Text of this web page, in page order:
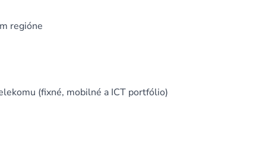
regióne
(fixné, mobilné a ICT portfólio)